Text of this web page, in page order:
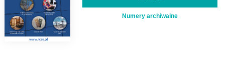
Numery archiwalne